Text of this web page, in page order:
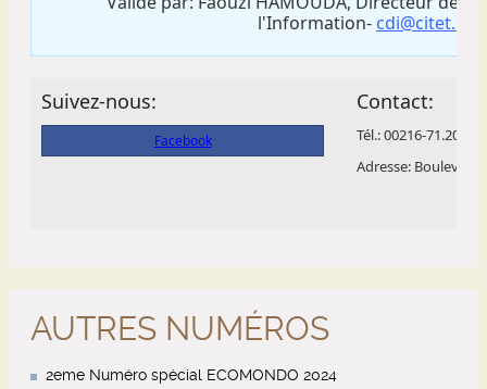
AUTRES NUMÉROS
2eme Numéro spécial ECOMONDO 2024